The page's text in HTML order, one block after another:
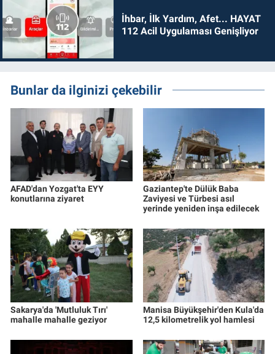
İhbar, İlk Yardım, Afet... HAYAT
112 Acil Uygulaması Genişliyor
Bunlar da ilginizi çekebilir
AFAD'dan Yozgat'ta EYY
konutlarına ziyaret
Gaziantep'te Dülük Baba
Zaviyesi ve Türbesi asıl
yerinde yeniden inşa edilecek
Sakarya'da 'Mutluluk Tırı'
mahalle mahalle geziyor
Manisa Büyükşehir'den Kula'da
12,5 kilometrelik yol hamlesi